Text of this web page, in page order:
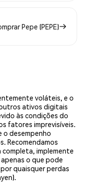
Pepe (PEPE)
voláteis, e o
outros ativos digitais
às condições do
fatores imprevisíveis.
o desempenho
Recomendamos
implemente
o que pode
quaisquer perdas